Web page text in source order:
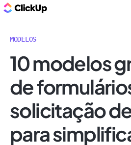
MODELOS
10 modelos
de
solicitação
para